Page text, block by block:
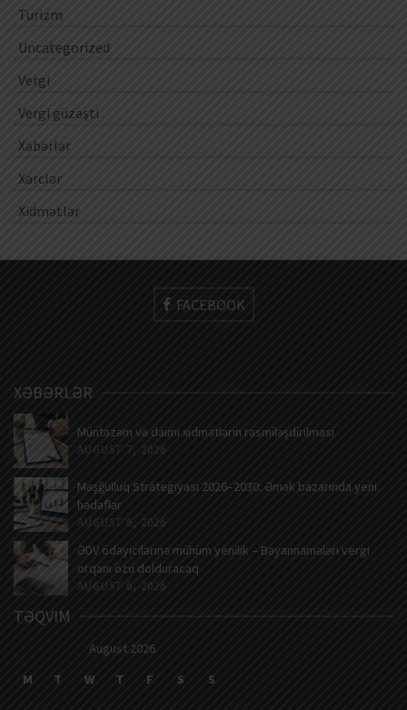
Turizm
Uncategorized
Vergi
Vergi güzəşti
Xəbərlər
Xərclər
Xidmətlər
FACEBOOK
XƏBƏRLƏR
Müntəzəm və daimi xidmətlərin rəsmiləşdirilməsi
AUGUST 7, 2026
Məşğulluq Strategiyası 2026–2030: Əmək bazarında yeni
hədəflər
AUGUST 6, 2026
ƏDV ödəyicilərinə mühüm yenilik – Bəyannamələri vergi
orqanı özü dolduracaq
AUGUST 6, 2026
TƏQVIM
August 2026
M
T W T F S S